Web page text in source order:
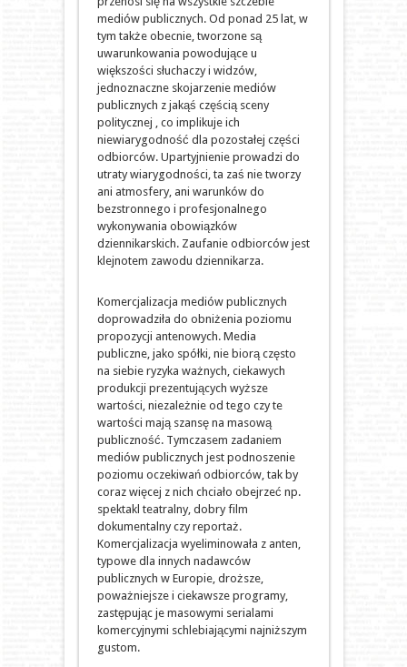
mediów publicznych. Od ponad 25 lat, w
tym także obecnie, tworzone są
uwarunkowania powodujące u
większości słuchaczy i widzów,
jednoznaczne skojarzenie mediów
publicznych z jakąś częścią sceny
politycznej , co implikuje ich
niewiarygodność dla pozostałej części
odbiorców. Upartyjnienie prowadzi do
utraty wiarygodności, ta zaś nie tworzy
ani atmosfery, ani warunków do
bezstronnego i profesjonalnego
wykonywania obowiązków
dziennikarskich. Zaufanie odbiorców jest
klejnotem zawodu dziennikarza.
Komercjalizacja mediów publicznych
doprowadziła do obniżenia poziomu
propozycji antenowych. Media
publiczne, jako spółki, nie biorą często
na siebie ryzyka ważnych, ciekawych
produkcji prezentujących wyższe
wartości, niezależnie od tego czy te
wartości mają szansę na masową
publiczność. Tymczasem zadaniem
mediów publicznych jest podnoszenie
poziomu oczekiwań odbiorców, tak by
coraz więcej z nich chciało obejrzeć np.
spektakl teatralny, dobry film
dokumentalny czy reportaż.
Komercjalizacja wyeliminowała z anten,
typowe dla innych nadawców
publicznych w Europie, droższe,
poważniejsze i ciekawsze programy,
zastępując je masowymi serialami
komercyjnymi schlebiającymi najniższym
gustom.